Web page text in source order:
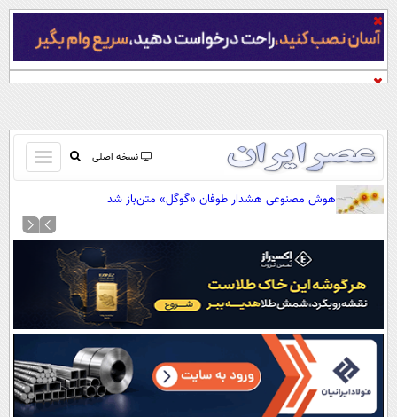
نسخه اصلی
باز
و
کردن
صفحه اول
آرشیو
نظرسنجی
آب و هوا
اوقات شرعی
سواد زندگی
هوش مصنوعی هشدار طوفان «گوگل» متن‌باز شد